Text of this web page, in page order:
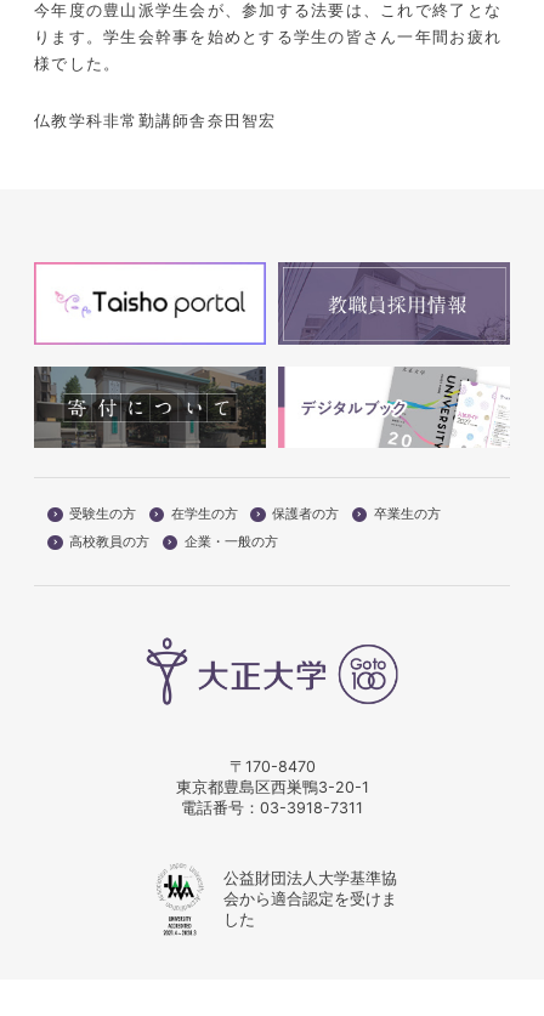
今年度の豊山派学生会が、参加する法要は、これで終了とな
ります。学生会幹事を始めとする学生の皆さん一年間お疲れ
様でした。
仏教学科非常勤講師舎奈田智宏
受験生の方 在学生の方 保護者の方
卒業生の方
高校教員の方
企業・一般の方
〒170-8470
東京都豊島区西巣鴨3-20-1
電話番号： 03-3918-7311
公益財団法人大学基準協
会から適合認定を受けま
した